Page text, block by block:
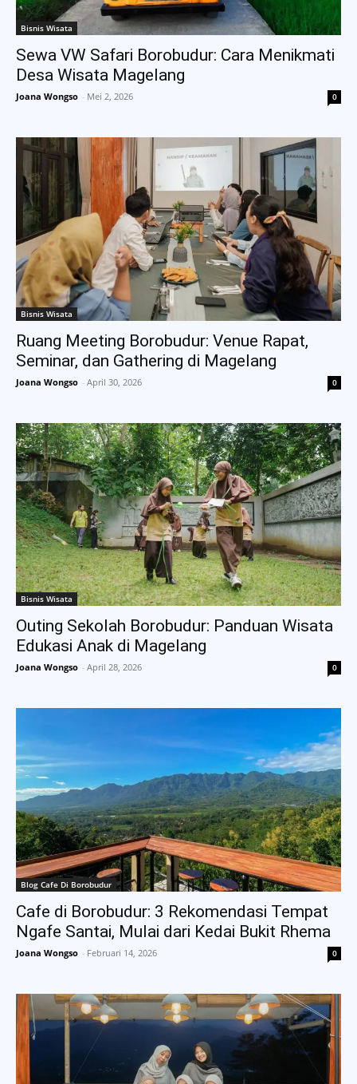
Bisnis Wisata
Sewa VW Safari Borobudur: Cara Menikmati
Desa Wisata Magelang
Joana Wongso - Mei 2, 2026 0
Bisnis Wisata
Ruang Meeting Borobudur: Venue Rapat,
Seminar, dan Gathering di Magelang
Joana Wongso - April 30, 2026 0
Bisnis Wisata
Outing Sekolah Borobudur: Panduan Wisata
Edukasi Anak di Magelang
Joana Wongso - April 28, 2026 0
Blog Cafe Di Borobudur
Cafe di Borobudur: 3 Rekomendasi Tempat
Ngafe Santai, Mulai dari Kedai Bukit Rhema
Joana Wongso - Februari 14, 2026 0